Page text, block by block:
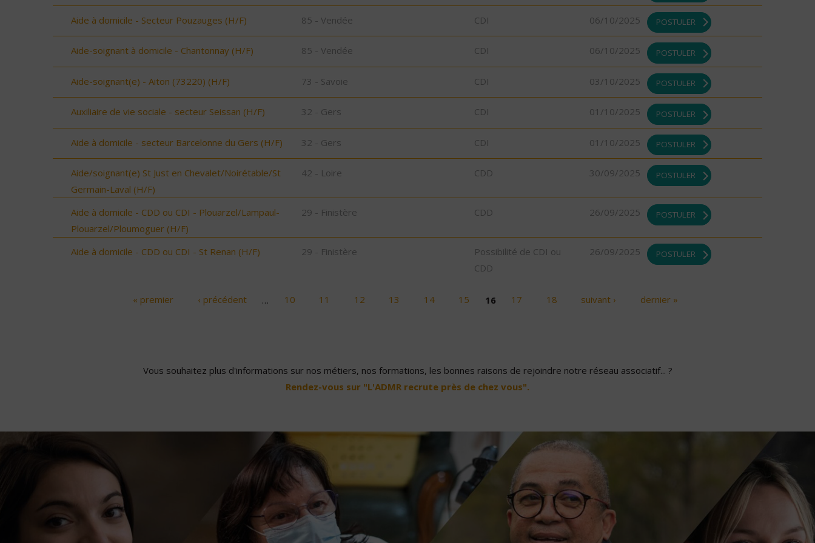
Aide à domicile - Secteur Pouzauges (H/F) 85 - Vendée CDI 06/10/2025 POSTULER
Aide-soignant à domicile - Chantonnay (H/F) 85 - Vendée CDI 06/10/2025 POSTULER
Aide-soignant(e) - Aiton (73220) (H/F) 73 - Savoie CDI 03/10/2025 POSTULER
Auxiliaire de vie sociale - secteur Seissan (H/F) 32 - Gers CDI 01/10/2025 POSTULER
Aide à domicile - secteur Barcelonne du Gers (H/F) 32 - Gers CDI 01/10/2025 POSTULER
Aide/soignant(e) St Just en Chevalet/Noirétable/St
Germain-Laval (H/F)
42 - Loire CDD 30/09/2025 POSTULER
Aide à domicile - CDD ou CDI - Plouarzel/Lampaul-
Plouarzel/Ploumoguer (H/F)
29 - Finistère CDD 26/09/2025 POSTULER
Aide à domicile - CDD ou CDI - St Renan (H/F) 29 - Finistère
Possibilité de CDI ou
CDD
26/09/2025 POSTULER
« premier ‹ précédent … 10 11 12 13 14 15 16 17 18 suivant › dernier »
Vous souhaitez plus d'informations sur nos métiers, nos formations, les bonnes raisons de rejoindre notre réseau associatif... ?
Rendez-vous sur "L'ADMR recrute près de chez vous".